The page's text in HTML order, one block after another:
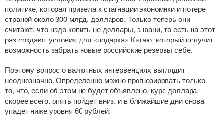
политике, которая привела к стагнации экономики и потере
страной около 300 млрд. долларов. Только теперь они
считают, что надо копить не доллары, а юани, то есть на этот
раз создают условия для «подарка» Китаю, который получит
возможность забрать новые российские резервы себе.
Поэтому вопрос о валютных интервенциях выглядит
неоднозначно. Определенно можно прогнозировать только
то, что, если об этом не будет объявлено, курс доллара,
скорее всего, опять пойдет вниз, и в ближайшие дни снова
упадет ниже уровня 60 рублей.